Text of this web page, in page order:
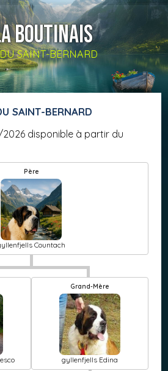
BOUTINAIS
SAINT-BERNARD
SAINT-BERNARD
Père
Countach
Grand-Mère
gyllenfjells Edina